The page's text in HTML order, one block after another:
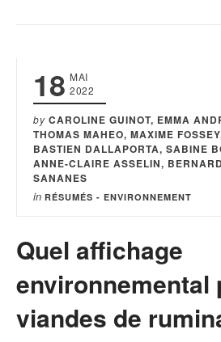
18 MAI
2022
by CAROLINE GUINOT, EMMA
THOMAS MAHEO, MAXIME
BASTIEN DALLAPORTA, SABINE
ANNE-CLAIRE ASSELIN, BERNARD
SANANES
in RÉSUMÉS - ENVIRONNEMENT
Quel affichage
environnemental
viandes de